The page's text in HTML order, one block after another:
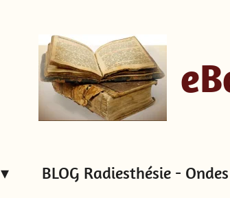
BLOG Radiesthésie -